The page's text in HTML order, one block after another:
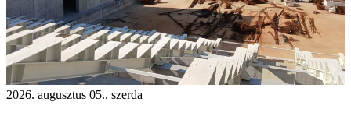
2026. augusztus 05., szerda